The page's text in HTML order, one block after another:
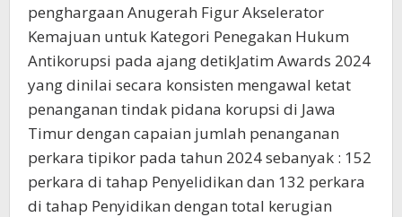
penghargaan Anugerah Figur Akselerator
Kemajuan untuk Kategori Penegakan Hukum
Antikorupsi pada ajang detikJatim Awards 2024
yang dinilai secara konsisten mengawal ketat
penanganan tindak pidana korupsi di Jawa
Timur dengan capaian jumlah penanganan
perkara tipikor pada tahun 2024 sebanyak : 152
perkara di tahap Penyelidikan dan 132 perkara
di tahap Penyidikan dengan total kerugian